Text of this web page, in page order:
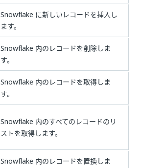
Snowflake に新しいレコードを挿入し
ます。
Snowflake 内のレコードを削除しま
す。
Snowflake 内のレコードを取得しま
す。
Snowflake 内のすべてのレコードのリ
ストを取得します。
Snowflake 内のレコードを置換しま